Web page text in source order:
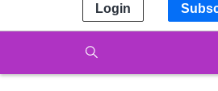
Login